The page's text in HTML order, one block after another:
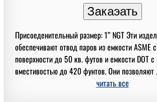
Присоеденительный размер: 1” NGT Эти
обеспечивают отвод паров из емкости
поверхности до 50 кв. футов и емкости DOT
вместивостью до 420 фунтов. Они позволяют
читать все